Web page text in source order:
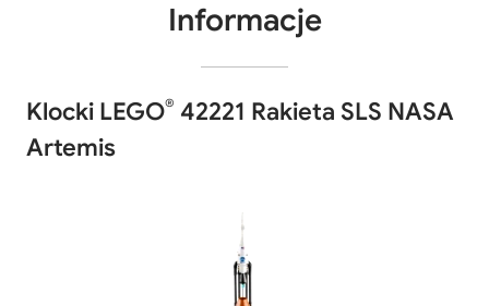
Informacje
Klocki LEGO® 42221 Rakieta SLS NASA
Artemis